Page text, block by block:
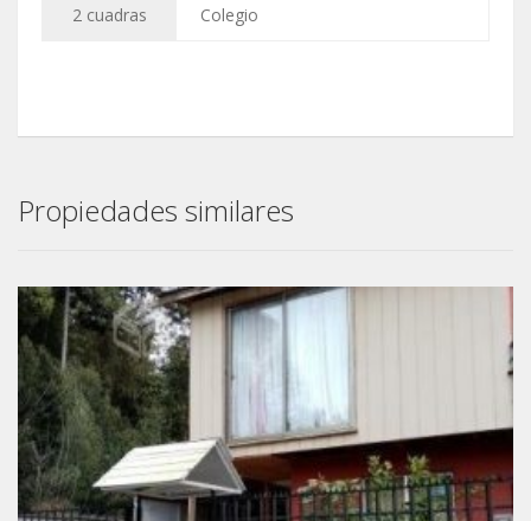
Colegio
2 cuadras
Propiedades similares